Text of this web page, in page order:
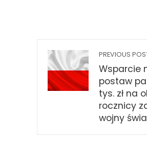
PREVIOUS
Wsparcie
postaw
tys. zł na
rocznicy
wojny